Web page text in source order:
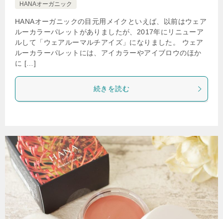
HANAオーガニック
HANAオーガニックの目元用メイクといえば、以前はウェア
ルーカラーパレットがありましたが、2017年にリニューア
ルして「ウェアルーマルチアイズ」になりました。 ウェア
ルーカラーパレットには、アイカラーやアイブロウのほか
に […]
続きを読む